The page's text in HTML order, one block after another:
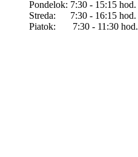
Pondelok: 7:30 - 15:15 hod.
Streda: 7:30 - 16:15 hod.
Piatok: 7:30 - 11:30 hod.